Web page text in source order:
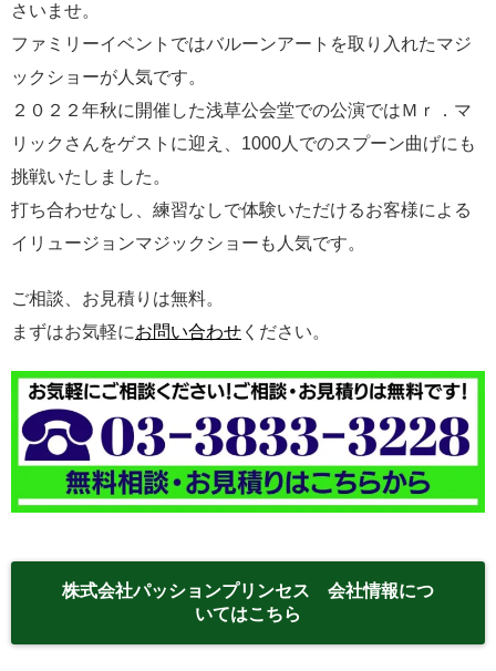
さいませ。
ファミリーイベントではバルーンアートを取り入れたマジ
ックショーが人気です。
２０２２年秋に開催した浅草公会堂での公演ではＭｒ．マ
リックさんをゲストに迎え、1000人でのスプーン曲げにも
挑戦いたしました。
打ち合わせなし、練習なしで体験いただけるお客様による
イリュージョンマジックショーも人気です。
ご相談、お見積りは無料。
まずはお気軽にお問い合わせ ください。
株式会社パッションプリンセス 会社情報につ
いてはこちら